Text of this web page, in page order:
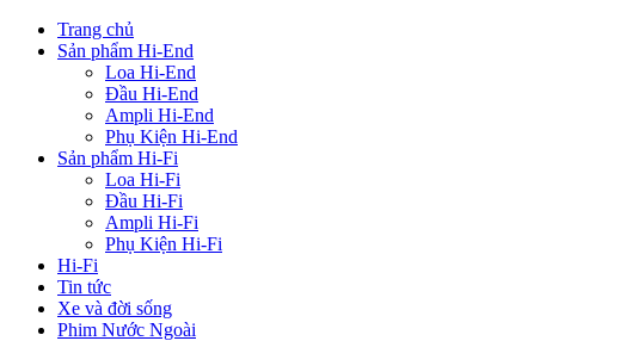
Trang chủ
Sản phẩm Hi-End
Loa Hi-End
Đầu Hi-End
Ampli Hi-End
Phụ Kiện Hi-End
Sản phẩm Hi-Fi
Loa Hi-Fi
Đầu Hi-Fi
Ampli Hi-Fi
Phụ Kiện Hi-Fi
Hi-Fi
Tin tức
Xe và đời sống
Phim Nước Ngoài